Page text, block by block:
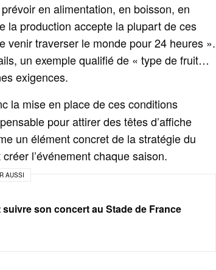
en alimentation, en boisson, en
la production accepte la plupart de ces
venir traverser le monde pour 24 heures ».
un exemple qualifié de « type de fruit…
exigences.
la mise en place de ces conditions
pour attirer des têtes d’affiche
un élément concret de la stratégie du
l’événement chaque saison.
AUSSI
son concert au Stade de France